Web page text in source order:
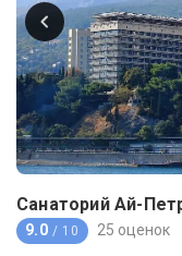
Санаторий Ай-
9.0 / 10 25 оценок